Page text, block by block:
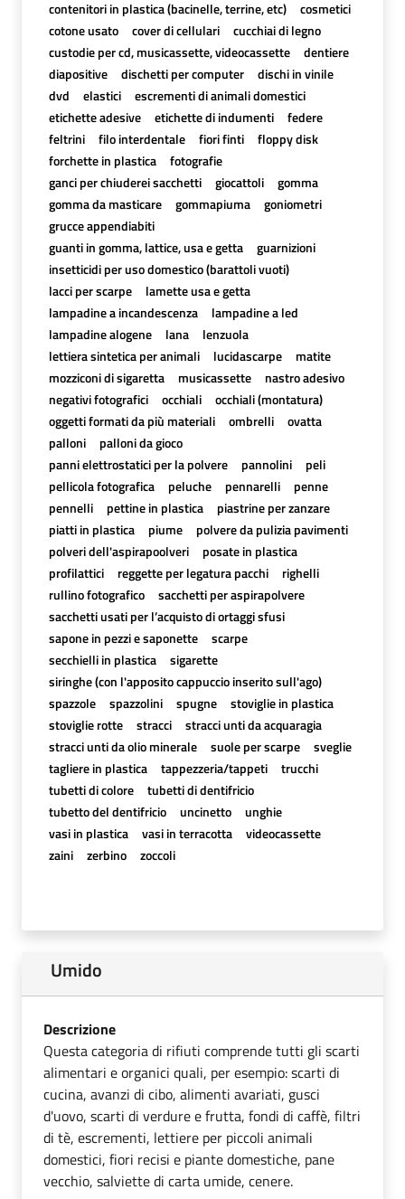
contenitori in plastica (bacinelle, terrine, etc)
cosmetici
cotone usato
cover di cellulari
cucchiai di legno
custodie per cd, musicassette, videocassette
dentiere
diapositive
dischetti per computer
dischi in vinile
dvd
elastici
escrementi di animali domestici
etichette adesive
etichette di indumenti
federe
feltrini
filo interdentale fiori finti
floppy disk
forchette in plastica
fotografie
ganci per chiuderei sacchetti
giocattoli
gomma
gomma da masticare
gommapiuma
goniometri
grucce appendiabiti
guanti in gomma, lattice, usa e getta
guarnizioni
insetticidi per uso domestico (barattoli vuoti)
lacci per scarpe
lamette usa e getta
lampadine a incandescenza
lampadine a led
lampadine alogene
lana
lenzuola
lettiera sintetica per animali
lucidascarpe
matite
mozziconi di sigaretta
musicassette
nastro adesivo
negativi fotografici
occhiali
occhiali (montatura)
oggetti formati da più materiali
ombrelli
ovatta
palloni
palloni da gioco
panni elettrostatici per la polvere
pannolini
peli
pellicola fotografica
peluche pennarelli
penne
pennelli
pettine in plastica
piastrine per zanzare
piatti in plastica
piume
polvere da pulizia pavimenti
polveri dell'aspirapoolveri
posate in plastica
profilattici
reggette per legatura pacchi
righelli
rullino fotografico
sacchetti per aspirapolvere
sacchetti usati per l’acquisto di ortaggi sfusi
sapone in pezzi e saponette
scarpe
secchielli in plastica
sigarette
siringhe (con l'apposito cappuccio inserito sull'ago)
spazzole
spazzolini spugne
stoviglie in plastica
stoviglie rotte
stracci
stracci unti da acquaragia
stracci unti da olio minerale
suole per scarpe
sveglie
tagliere in plastica
tappezzeria/tappeti
trucchi
tubetti di colore
tubetti di dentifricio
tubetto del dentifricio
uncinetto
unghie
vasi in plastica
vasi in terracotta
videocassette
zaini
zerbino zoccoli
Umido
Descrizione
Questa categoria di rifiuti comprende tutti gli scarti
alimentari e organici quali, per esempio: scarti di
cucina, avanzi di cibo, alimenti avariati, gusci
d'uovo, scarti di verdure e frutta, fondi di caffè, filtri
di tè, escrementi, lettiere per piccoli animali
domestici, fiori recisi e piante domestiche, pane
vecchio, salviette di carta umide, cenere.